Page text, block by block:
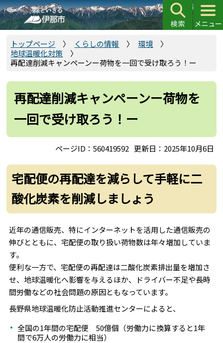
こ
の
ペ
先
トップページ くらしの情報
環境
地球温暖化対策
再配達削減キャンペーンー荷物を一回で受け取ろう！ー
再配達削減キャンペーンー荷物を
一回で受け取ろう！ー
ページID：560419592 更新日：2025年10月6日
宅配便の再配達を減らして手軽に二
酸化炭素を削減しましょう
近年の通信販売、特にインターネットを活用した通信販売の
伸びとともに、宅配便の取り扱い荷物数は年々増加していま
す。
便利な一方で、宅配便の再配達は二酸化炭素排出量を増加さ
せ、地球温暖化へ影響を与えるほか、ドライバー不足や長時
間労働などの社会問題の原因ともなっています。
長野県地球温暖化防止活動推進センターによると、
全国の1年間の宅配便 50億個（労働力に換算すると1年
間で6万人の労働力に相当）